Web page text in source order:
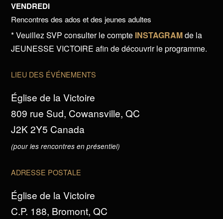
VENDREDI
Rencontres des ados et des jeunes adultes
* Veuillez SVP consulter le compte INSTAGRAMde la
JEUNESSE VICTOIRE afin de découvrir le programme.
LIEU DES ÉVÉNEMENTS
Église de la Victoire
809 rue Sud, Cowansville, QC
J2K 2Y5 Canada
(pour les rencontres en présentiel)
ADRESSE POSTALE
Église de la Victoire
C.P. 188, Bromont, QC